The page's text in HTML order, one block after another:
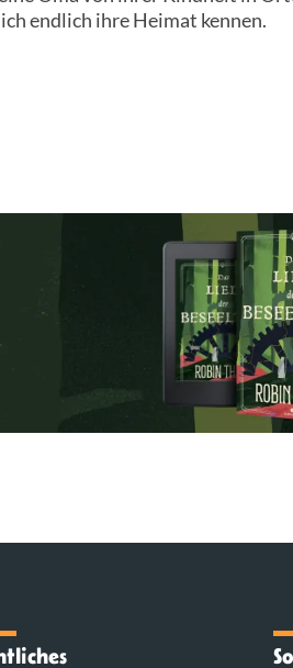
endlich ihre Heimat kennen.